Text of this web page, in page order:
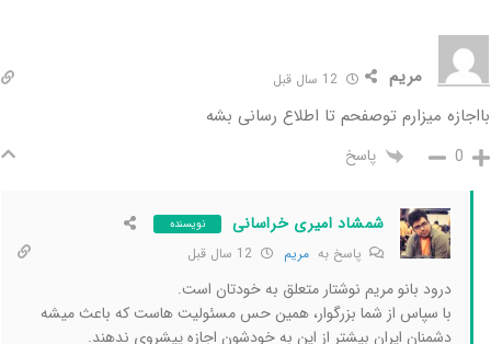
مریم
بااجازه میزارم توصفحم تا اطلاع رسانی بشه
0 پاسخ
شمشاد امیری خراسانی نویسنده
پاسخ به مریم
درود بانو مریم نوشتار متعلق به خودتان است.
با سپاس از شما بزرگوار، همین حس مسئولیت هاست که باعث میشه
دشمنان ایران بیشتر از این به خودشون اجازه پیشروی ندهند.